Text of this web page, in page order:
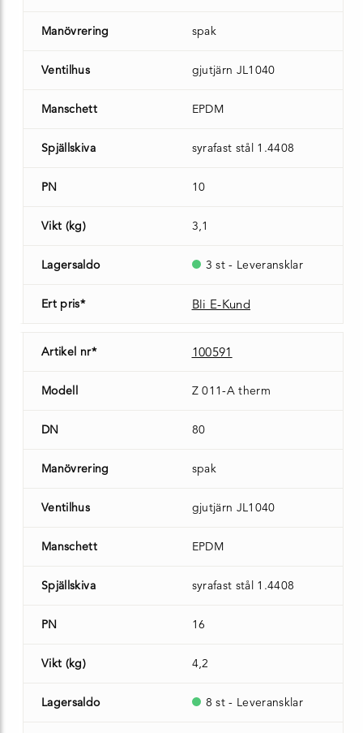
Manövrering spak
Ventilhus gjutjärn JL1040
Manschett EPDM
Spjällskiva syrafast stål 1.4408
PN 10
Vikt (kg) 3,1
Lagersaldo 3 st - Leveransklar
Ert pris* Bli E-Kund
Artikel nr* 100591
Modell Z 011-A therm
DN 80
Manövrering spak
Ventilhus gjutjärn JL1040
Manschett EPDM
Spjällskiva syrafast stål 1.4408
PN 16
Vikt (kg) 4,2
Lagersaldo 8 st - Leveransklar